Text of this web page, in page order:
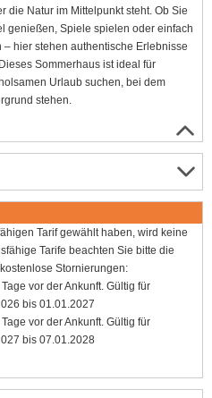
die Natur im Mittelpunkt steht. Ob Sie
genießen, Spiele spielen oder einfach
hier stehen authentische Erlebnisse
Sommerhaus ist ideal für
Urlaub suchen, bei dem
stehen.
Tarif gewählt haben, wird keine
Tarife beachten Sie bitte die
Stornierungen:
vor der Ankunft. Gültig für
bis 01.01.2027
vor der Ankunft. Gültig für
bis 07.01.2028